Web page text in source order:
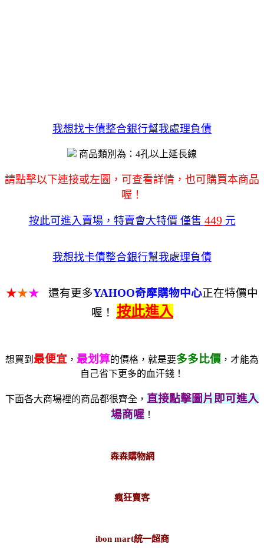
我想找卡債整合銀行幫我處理負債
商品類別為：4孔以上延長線
請點擊以下連接或左圖，可查看詳情，也可購買本商品
喔！
按此可進入賣場，特賣會大特價 僅售 449元
我想找卡債整合銀行幫我處理負債
★★★ 還有更多YAHOO奇摩購物中心正在特價中
喔！
按此進入
想買到 最便宜 ， 最划算的價格，就是要多多比價 ，才能為
自己省下更多的血汗錢！
下面各大商場裡的商品都很齊全， 直接點擊圖片即可進入
場商喔！
森森購物網
瘋狂賣客
ibon mart統一超商